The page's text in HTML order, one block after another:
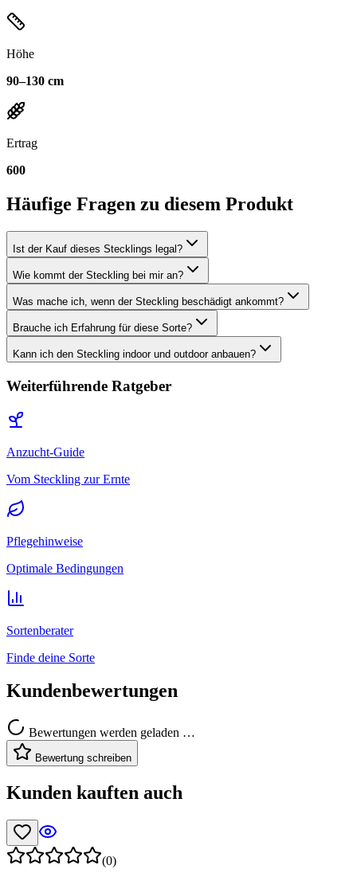
Höhe
90–130 cm
Ertrag
600
Häufige Fragen zu diesem Produkt
Ist der Kauf dieses Stecklings legal?
Wie kommt der Steckling bei mir an?
Was mache ich, wenn der Steckling beschädigt ankommt?
Brauche ich Erfahrung für diese Sorte?
Kann ich den Steckling indoor und outdoor anbauen?
Weiterführende Ratgeber
Anzucht-Guide
Vom Steckling zur Ernte
Pflegehinweise
Optimale Bedingungen
Sortenberater
Finde deine Sorte
Kundenbewertungen
Bewertungen werden geladen …
Bewertung schreiben
Kunden kauften auch
(0)